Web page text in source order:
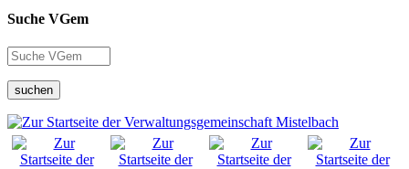
Suche VGem
suchen